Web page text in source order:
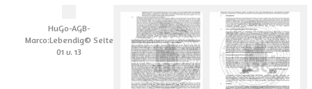
HuGo-AGB-
Marco:Lebendig© Seite
01 v. 13